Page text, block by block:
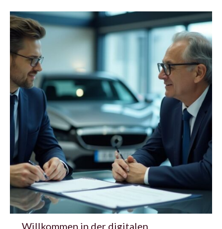
Willkommen in der digitalen